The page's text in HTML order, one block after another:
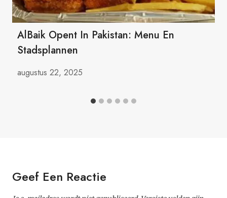
AlBaik Opent In Pakistan: Menu En
Stadsplannen
augustus 22, 2025
Geef Een Reactie